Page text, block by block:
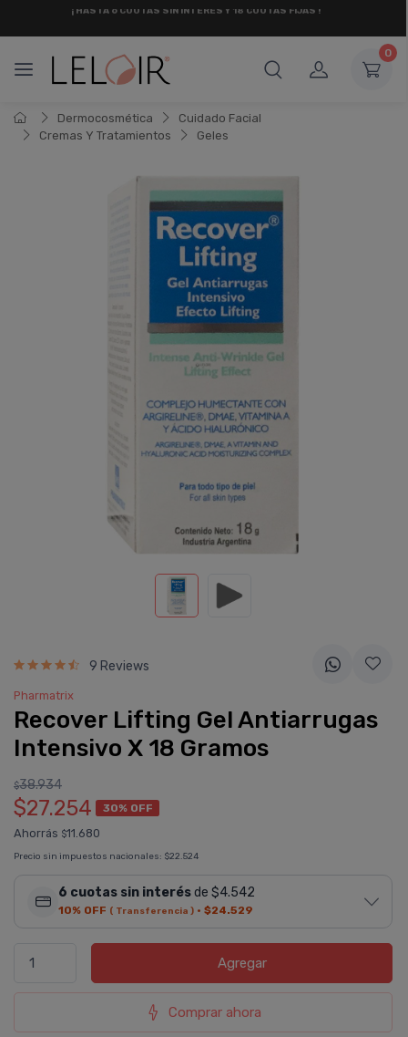
0
Dermocosmética
Cuidado Facial
Cremas Y Tratamientos
Geles
9 Reviews
Pharmatrix
Recover Lifting Gel Antiarrugas
Intensivo X 18 Gramos
$38.934
$27.254 30% OFF
Ahorrás $11.680
Precio sin impuestos nacionales: $22.524
6 cuotas sin interésde $4.542
10% OFF ( Transferencia ) · $24.529
Agregar
Comprar ahora